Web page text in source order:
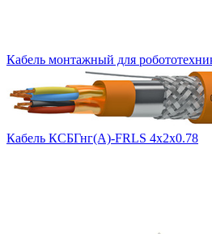
Кабель монтажный для
Кабель КСБГнг(А)-FRLS 4х2х0.78